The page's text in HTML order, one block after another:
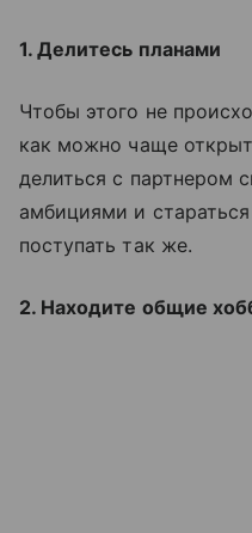
1. Делитесь планами
Чтобы этого не
как можно чаще
делиться с партнером
амбициями и
поступать так же.
2. Находите общие